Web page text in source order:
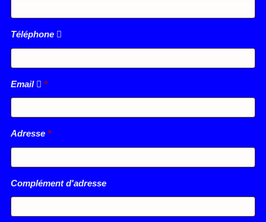
Téléphone
Email *
Adresse *
Complément d'adresse